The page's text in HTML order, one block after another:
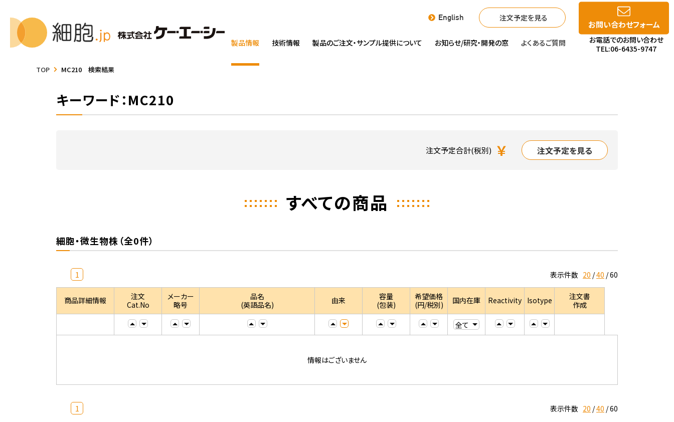
English 注文予定を見る
製品情報 技術情報 製品のご注文・サンプル提供について お知らせ/研究・開発の窓 よくあるご質問
お問い合わせフォーム
お電話でのお問い合わせ
TEL:06-6435-9747
TOP MC210 検索結果
キーワード：MC210
注文予定合計(税別) ￥ 注文予定を見る
すべての商品
細胞・微生物株（全0件）
1 表示件数 20 40 60
商品詳細情報
注文
Cat.No
メーカー
略号
品名
(英語品名)
由来
容量
(包装)
希望価格
(円/税別)
国内在庫 Reactivity Isotype
注文書
作成
情報はございません
1 表示件数 20 40 60